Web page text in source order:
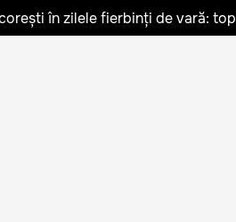
în zilele fierbinți de vară: